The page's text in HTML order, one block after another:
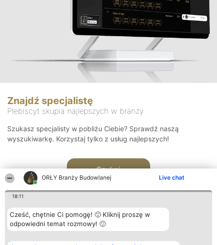
ORŁY Branży Budowlanej Live chat
18:11
Cześć, chętnie Ci pomogę! 🙂 Kliknij proszę w
odpowiedni temat rozmowy! 🙂
Znajdź specjalistę
Plebiscyt skupia najlepszych w branży
Szukasz specjalisty w pobliżu Ciebie? Sprawdź naszą
wyszukiwarkę. Korzystaj tylko z usług najlepszych!
Szukaj
Organizator plebiscytu Plebiscyt Kontakt